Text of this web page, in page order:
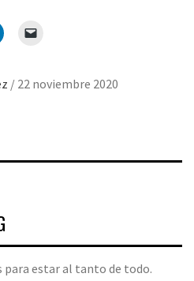
/ 22 noviembre 2020
para estar al tanto de todo.